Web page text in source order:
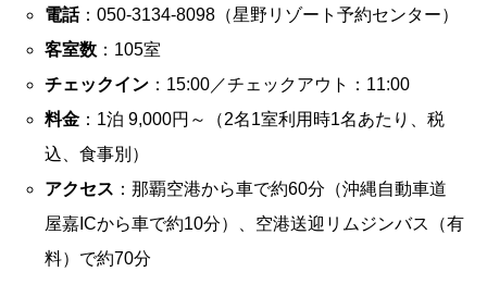
電話：050-3134-8098（星野リゾート予約センター）
客室数：105室
チェックイン：15:00／チェックアウト：11:00
料金：1泊 9,000円～（2名1室利用時1名あたり、税
込、食事別）
アクセス ：那覇空港から車で約60分（沖縄自動車道
屋嘉ICから車で約10分）、空港送迎リムジンバス（有
料）で約70分